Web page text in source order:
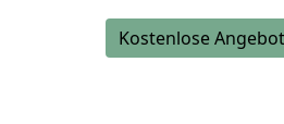
Kostenlose